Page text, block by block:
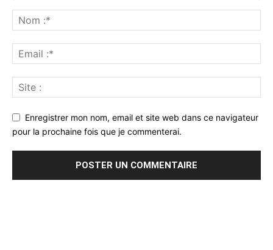
Enregistrer mon nom, email et site web dans ce navigateur
pour la prochaine fois que je commenterai.